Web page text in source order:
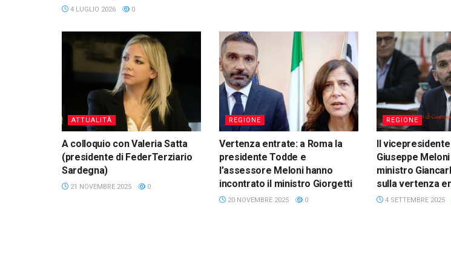
4 LUGLIO 2026 0
ATTUALITÀ
A colloquio con Valeria Satta
(presidente di FederTerziario
Sardegna)
21 NOVEMBRE 2025 0
REGIONE
Vertenza entrate: a Roma la
presidente Todde e
l’assessore Meloni hanno
incontrato il ministro Giorgetti
20 NOVEMBRE 2025 0
REGIONE
Il
Giuseppe
ministro
sulla vertenza
4 SETTEMBRE 2025